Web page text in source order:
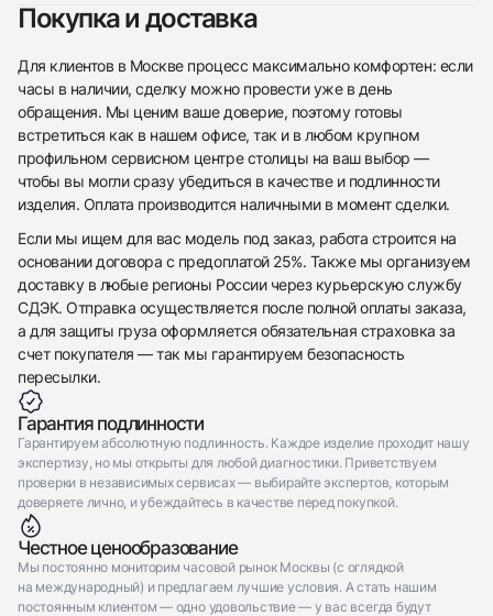
Покупка и доставка
Для клиентов в Москве процесс максимально комфортен: если
часы в наличии, сделку можно провести уже в день
обращения. Мы ценим ваше доверие, поэтому готовы
встретиться как в нашем офисе, так и в любом крупном
профильном сервисном центре столицы на ваш выбор —
чтобы вы могли сразу убедиться в качестве и подлинности
изделия. Оплата производится наличными в момент сделки.
Если мы ищем для вас модель под заказ, работа строится на
основании договора с предоплатой 25%. Также мы организуем
доставку в любые регионы России через курьерскую службу
СДЭК. Отправка осуществляется после полной оплаты заказа,
а для защиты груза оформляется обязательная страховка за
счет покупателя — так мы гарантируем безопасность
пересылки.
Гарантия подлинности
Гарантируем абсолютную подлинность. Каждое изделие проходит нашу
экспертизу, но мы открыты для любой диагностики. Приветствуем
проверки в независимых сервисах — выбирайте экспертов, которым
доверяете лично, и убеждайтесь в качестве перед покупкой.
Честное ценообразование
Мы постоянно мониторим часовой рынок Москвы (с оглядкой
на международный) и предлагаем лучшие условия. А стать нашим
постоянным клиентом — одно удовольствие — у вас всегда будут